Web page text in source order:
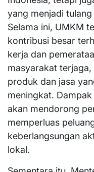
yang menjadi
Selama ini, UMKM
kontribusi besar
kerja dan
masyarakat
produk dan jasa
meningkat.
akan mendorong
memperluas
keberlangsungan
lokal.